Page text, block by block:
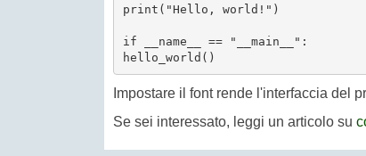
print("Hello, world!")
if __name__ == "__main__":
Impostare il font rende l'interfaccia del
Se sei interessato, leggi un articolo su